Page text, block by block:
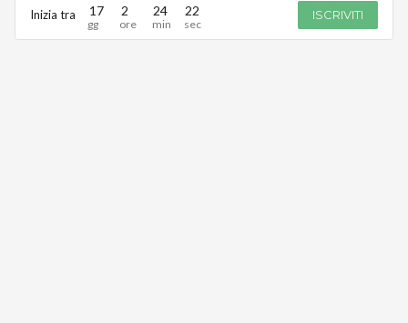
Inizia tra 17 2 24 22 ISCRIVITI